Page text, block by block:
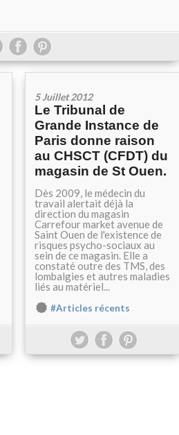
5 Juillet 2012
Le Tribunal de
Grande Instance de
Paris donne raison
au CHSCT (CFDT) du
magasin de St Ouen.
Dès 2009, le médecin du
travail alertait déjà la
direction du magasin
Carrefour market avenue de
Saint Ouen de l'existence de
risques psycho-sociaux au
sein de ce magasin. Elle a
constaté outre des TMS, des
lombalgies et autres maladies
liés au matériel...
#Articles récents